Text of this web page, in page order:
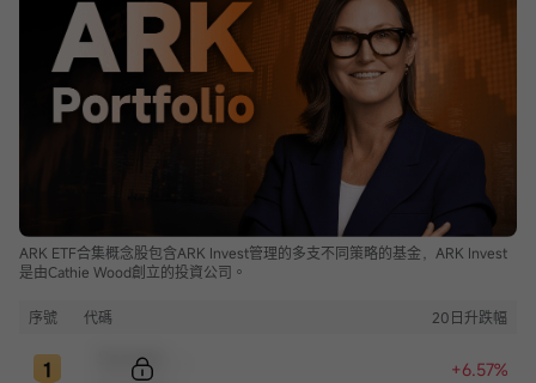
ARK ETF合集概念股包含ARK Invest管理的多支不同策略的基金，ARK Invest
是由Cathie Wood創立的投資公司。
序號 代碼 20日升跌幅
+6.57%